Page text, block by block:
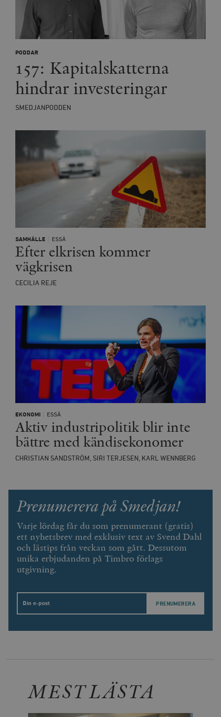
PODDAR
157: Kapitalskatterna
hindrar investeringar
SMEDJANPODDEN
SAMHÄLLE ESSÄ
Efter elkrisen kommer
vägkrisen
CECILIA REJE
EKONOMI ESSÄ
Aktiv industripolitik blir inte
bättre med kändisekonomer
CHRISTIAN SANDSTRÖM, SIRI TERJESEN, KARL WENNBERG
Prenumerera på Smedjan!
Varje lördag får du som prenumerant (gratis)
ett nyhetsbrev med exklusiv text av Svend Dahl
och lästips från veckan som gått. Dessutom
unika erbjudanden på Timbro förlags
utgivning.
Email
MEST LÄSTA